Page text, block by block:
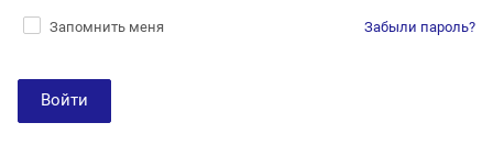
Забыли пароль?
Запомнить меня
Войти